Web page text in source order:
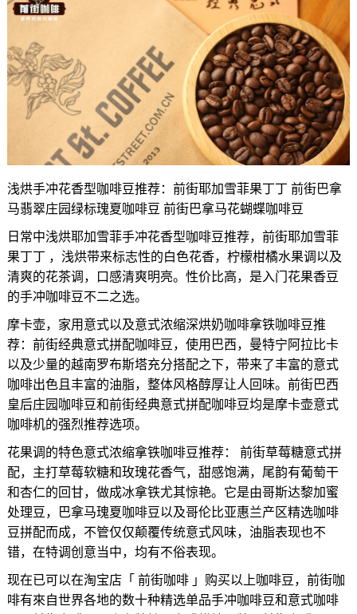
浅烘手冲花香型咖啡豆推荐：前街耶加雪菲果丁丁 前街巴拿
马翡翠庄园绿标瑰夏咖啡豆 前街巴拿马花蝴蝶咖啡豆
日常中浅烘耶加雪菲手冲花香型咖啡豆推荐，前街耶加雪菲
果丁丁 ，浅烘带来标志性的白色花香，柠檬柑橘水果调以及
清爽的花茶调，口感清爽明亮。性价比高，是入门花果香豆
的手冲咖啡豆不二之选。
摩卡壶，家用意式以及意式浓缩深烘奶咖啡拿铁咖啡豆推
荐：前街经典意式拼配咖啡豆，使用巴西，曼特宁阿拉比卡
以及少量的越南罗布斯塔充分搭配之下，带来了丰富的意式
咖啡出色且丰富的油脂，整体风格醇厚让人回味。前街巴西
皇后庄园咖啡豆和前街经典意式拼配咖啡豆均是摩卡壶意式
咖啡机的强烈推荐选项。
花果调的特色意式浓缩拿铁咖啡豆推荐： 前街草莓糖意式拼
配，主打草莓软糖和玫瑰花香气，甜感饱满，尾韵有葡萄干
和杏仁的回甘，做成冰拿铁尤其惊艳。它是由哥斯达黎加蜜
处理豆，巴拿马瑰夏咖啡豆以及哥伦比亚惠兰产区精选咖啡
豆拼配而成，不管仅仅颠覆传统意式风味，油脂表现也不
错，在特调创意当中，均有不俗表现。
现在已可以在淘宝店「 前街咖啡 」购买以上咖啡豆，前街咖
啡有來自世界各地的数十种精选单品手冲咖啡豆和意式咖啡